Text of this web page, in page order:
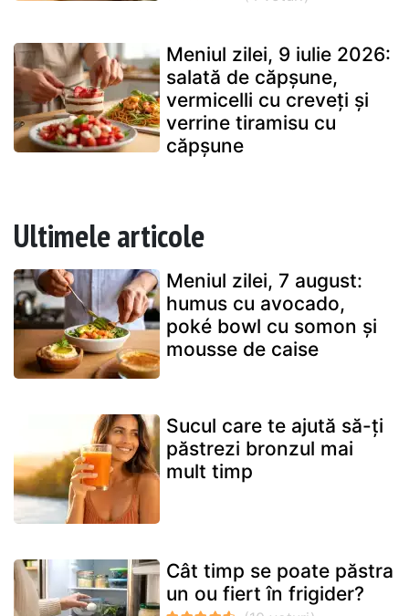
Meniul zilei, 9 iulie 2026:
salată de căpșune,
vermicelli cu creveți și
verrine tiramisu cu
căpșune
Ultimele articole
Meniul zilei, 7 august:
humus cu avocado,
poké bowl cu somon și
mousse de caise
Sucul care te ajută să-ți
păstrezi bronzul mai
mult timp
Cât timp se poate păstra
un ou fiert în frigider?